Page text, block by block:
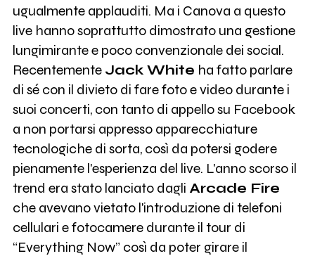
ugualmente applauditi. Ma i Canova a questo
live hanno soprattutto dimostrato una gestione
lungimirante e poco convenzionale dei social.
Recentemente Jack White ha fatto parlare
di sé con il divieto di fare foto e video durante i
suoi concerti, con tanto di appello su Facebook
a non portarsi appresso apparecchiature
tecnologiche di sorta, così da potersi godere
pienamente l'esperienza del live. L'anno scorso il
trend era stato lanciato dagli Arcade Fire
che avevano vietato l'introduzione di telefoni
cellulari e fotocamere durante il tour di
“Everything Now” così da poter girare il